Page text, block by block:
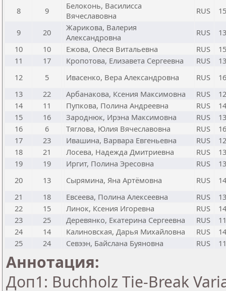
8
9
Белоконь, Василисса
Вячеславовна
RUS
9 20
Жарикова, Валерия
Александровна
RUS
10
10 Ежова, Олеся Витальевна RUS
11
17 Кропотова, Елизавета Сергеевна RUS
12
5 Ивасенко, Вера Александровна RUS
13
22 Арбанакова, Ксения Максимовна RUS
14
11 Пупкова, Полина Андреевна RUS
15
16 Зароднюк, Ирэна Максимовна RUS
16
6 Тяглова, Юлия Вячеславовна RUS
17
23 Ивашина, Варвара Евгеньевна RUS
18
21 Лосева, Надежда Дмитриевна RUS
19
19 Иргит, Полина Эресовна RUS
20
13 Сырямина, Яна Артёмовна RUS
21
18 Евсеева, Полина Алексеевна RUS
22
15 Линок, Ксения Игоревна RUS
23
25 Деревянко, Екатерина Сергеевна RUS
24
14 Калиновская, Дарья Михайловна RUS
25
24 Севээн, Байслана Буяновна RUS
Аннотация:
Доп1: Buchholz Tie-Break